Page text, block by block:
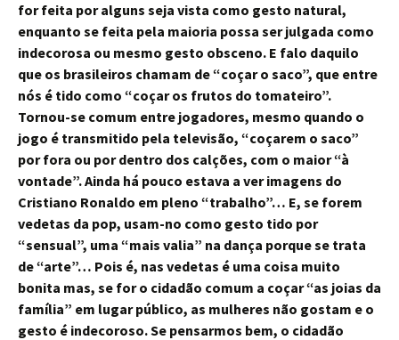
for feita por alguns seja vista como gesto natural,
enquanto se feita pela maioria possa ser julgada como
indecorosa ou mesmo gesto obsceno. E falo daquilo
que os brasileiros chamam de “coçar o saco”, que entre
nós é tido como “coçar os frutos do tomateiro”.
Tornou-se comum entre jogadores, mesmo quando o
jogo é transmitido pela televisão, “coçarem o saco”
por fora ou por dentro dos calções, com o maior “à
vontade”. Ainda há pouco estava a ver imagens do
Cristiano Ronaldo em pleno “trabalho”… E, se forem
vedetas da pop, usam-no como gesto tido por
“sensual”, uma “mais valia” na dança porque se trata
de “arte”… Pois é, nas vedetas é uma coisa muito
bonita mas, se for o cidadão comum a coçar “as joias da
família” em lugar público, as mulheres não gostam e o
gesto é indecoroso. Se pensarmos bem, o cidadão